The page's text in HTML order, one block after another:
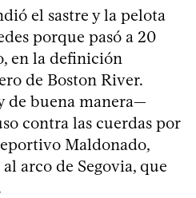
el sastre y la pelota
porque pasó a 20
en la definición
de Boston River.
de buena manera—
contra las cuerdas por
Maldonado,
arco de Segovia, que